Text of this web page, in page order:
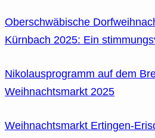
Oberschwäbische
Kürnbach 2025: Ein
Nikolausprogramm auf dem
Weihnachtsmarkt 2025
Weihnachtsmarkt Ertingen-